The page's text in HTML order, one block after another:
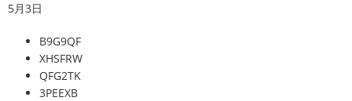
5月3日
B9G9QF
XHSFRW
QFG2TK
3PEEXB